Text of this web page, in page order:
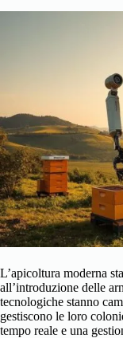
L’apicoltura moderna
all’introduzione delle
tecnologiche stanno
gestiscono le loro
tempo reale e una